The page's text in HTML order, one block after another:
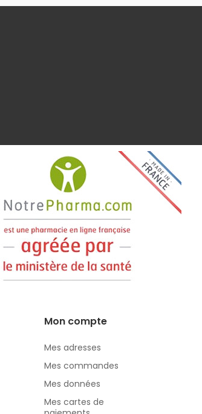
Mon compte
Mes adresses
Mes commandes
Mes données
Mes cartes de